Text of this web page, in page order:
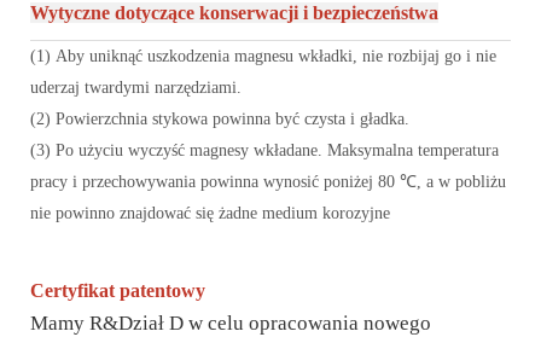
Wytyczne dotyczące konserwacji i bezpieczeństwa
(1) Aby uniknąć uszkodzenia magnesu wkładki, nie rozbijaj go i nie
uderzaj twardymi narzędziami.
(2) Powierzchnia stykowa powinna być czysta i gładka.
(3) Po użyciu wyczyść magnesy wkładane. Maksymalna temperatura
pracy i przechowywania powinna wynosić poniżej 80 ℃, a w pobliżu
nie powinno znajdować się żadne medium korozyjne
Certyfikat patentowy
Mamy R&Dział D w celu opracowania nowego